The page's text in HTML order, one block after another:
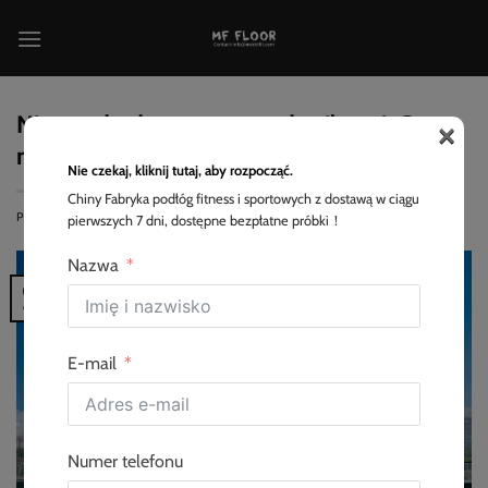
do
Niestandardowa murawa do siłowni: Co
należy wiedzieć?
POSTED ON2025-06-04 <SPAN CLASS="BYEVA
04
cze
Nie czekaj, kliknij tutaj, aby rozpocząć.
Chiny Fabryka podłóg fitness i sportowych z dostawą w ciągu
pierwszych 7 dni, dostępne bezpłatne próbki！
Nazwa
E-mail
Numer telefonu
×